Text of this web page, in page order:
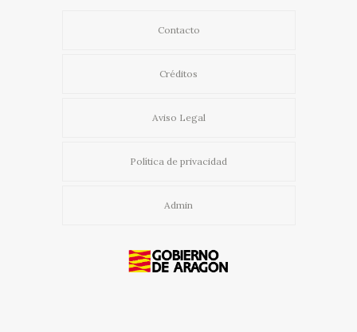
Contacto
Créditos
Aviso Legal
Política de privacidad
Admin